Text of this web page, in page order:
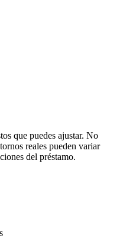
que puedes ajustar. No
reales pueden variar
del préstamo.